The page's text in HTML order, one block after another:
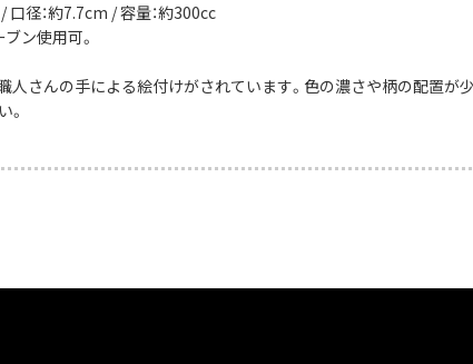
径：約7.7cm / 容量：約300cc
ン使用可。
人さんの手による絵付けがされています。色の濃さや柄の配置が
。